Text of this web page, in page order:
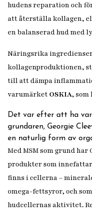
hudens reparation och
att återställa kollagen,
en balanserad hud med
Näringsrika
kollagenproduktionen,
till att dämpa
varumärket OSKIA, som
Det var efter att ha
grundaren, Georgie
en naturlig form av
Med MSM som grund
produkter som
finns i cellerna –
omega-fettsyror, och
hudcellernas aktivitet.